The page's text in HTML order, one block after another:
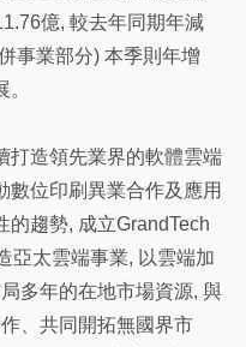
億, 較去年同期年減
事業部分) 本季則年增
打造領先業界的軟體雲端
數位印刷異業合作及應用
的趨勢, 成立GrandTech
亞太雲端事業, 以雲端加
多年的在地市場資源, 與
、共同開拓無國界市